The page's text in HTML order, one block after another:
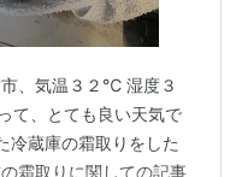
、気温３２℃ 湿度３
て、とても良い天気で
冷蔵庫の霜取りをした
霜取りに関しての記事